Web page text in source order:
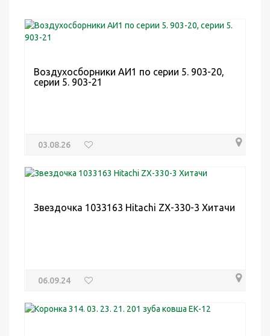
Воздухосборники АИ1 по серии 5. 903-20,
серии 5. 903-21
03.08.26
Звездочка 1033163 Hitachi ZX-330-3 Хитачи
06.09.24